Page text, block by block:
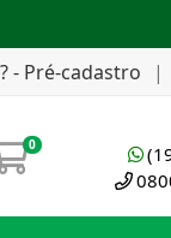
- Pré-cadastro |
0